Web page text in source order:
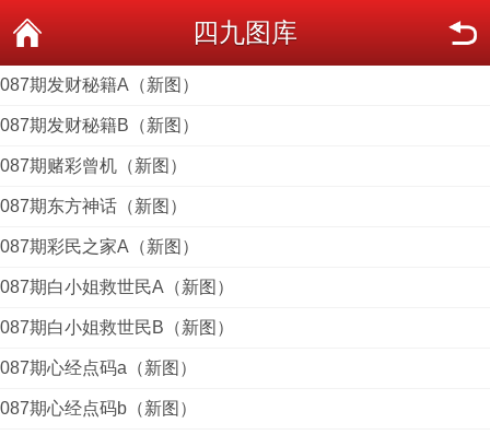
四九图库
087期发财秘籍A（新图）
087期发财秘籍B（新图）
087期赌彩曾机（新图）
087期东方神话（新图）
087期彩民之家A（新图）
087期白小姐救世民A（新图）
087期白小姐救世民B（新图）
087期心经点码a（新图）
087期心经点码b（新图）